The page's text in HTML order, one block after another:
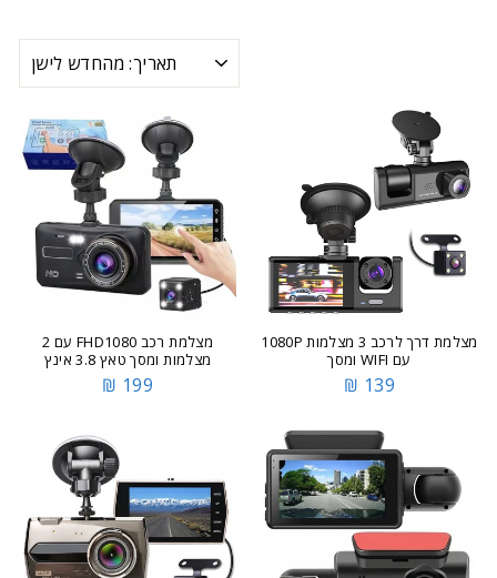
מיון
מצלמת דרך לרכב 3 מצלמות 1080P
עם WIFI ומסך
139 ₪
מצלמת רכב FHD1080 עם 2
מצלמות ומסך טאץ 3.8 אינץ
199 ₪